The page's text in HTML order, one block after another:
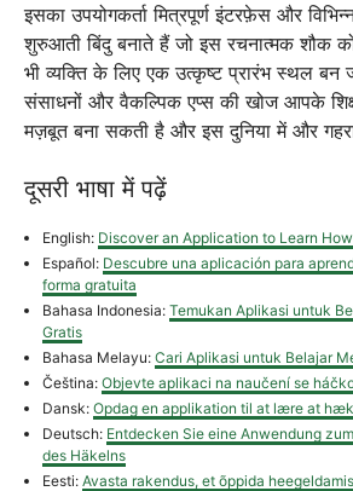
इसका उपयोगकर्ता मित्रपूर्ण इंटरफ़ेस और
शुरुआती बिंदु बनाते हैं जो इस रचनात्मक शौक
भी व्यक्ति के लिए एक उत्कृष्ट प्रारंभ स्थल बन
संसाधनों और वैकल्पिक एप्स की खोज आपके
मज़बूत बना सकती है और इस दुनिया में और
दूसरी भाषा में पढ़ें
English: Discover an Application to Learn
Español: Descubre una aplicación para
forma gratuita
Bahasa Indonesia: Temukan Aplikasi untuk
Gratis
Bahasa Melayu: Cari Aplikasi untuk Belajar
Čeština: Objevte aplikaci na naučení se
Dansk: Opdag en applikation til at lære at
Deutsch: Entdecken Sie eine Anwendung
des Häkelns
Eesti: Avasta rakendus, et õppida